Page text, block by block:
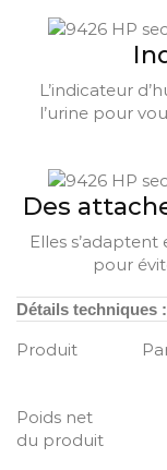
L’indicateur
l’urine pour
Des
Elles
pour
Détails techniques :
Produit
Poids net
du produit